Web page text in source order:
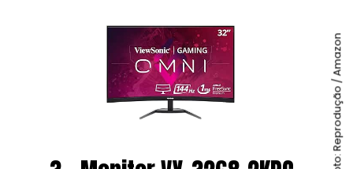
Foto: Reprodução / Amazon